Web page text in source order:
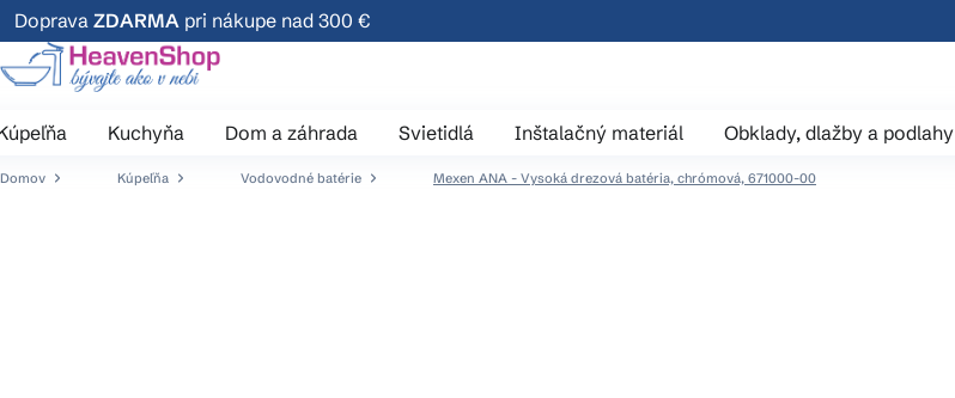
Prejsť
na
obsah
Doprava ZDARMA pri nákupe nad 300 €
Kuchyňa Dom a záhrada Svietidlá Inštalačný materiál Obklady, dlažby a podlahy
Domov Kúpeľňa Vodovodné batérie Mexen ANA - Vysoká drezová batéria, chrómová, 671000-00